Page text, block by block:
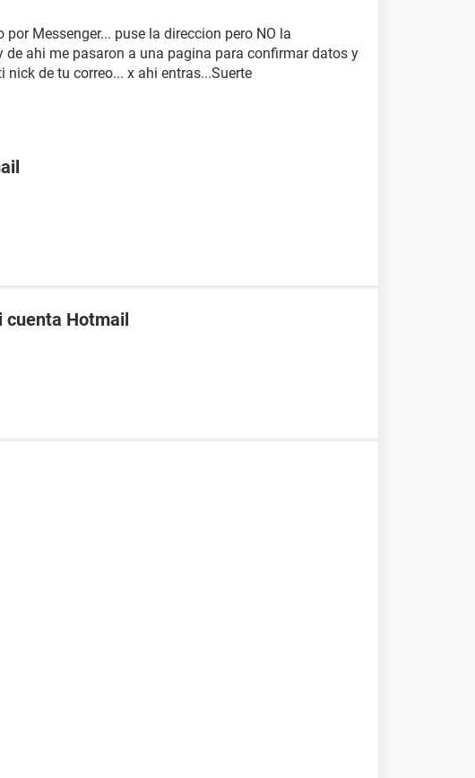
Messenger... puse la direccion pero NO la
de ahi me pasaron a una pagina para confirmar datos y
nick de tu correo... x ahi entras...Suerte
cuenta Hotmail